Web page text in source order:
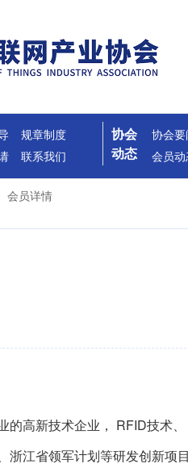
规章制度
联系我们
协会
动态
协会要
会员
会员详情
的高新技术企业， RFID技术、
浙江省领军计划等研发创新